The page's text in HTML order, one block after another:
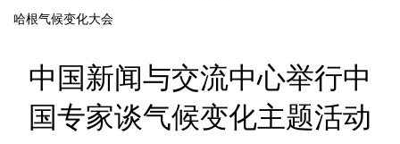
哈根气候变化大会
中国新闻与交流中心举行中
国专家谈气候变化主题活动